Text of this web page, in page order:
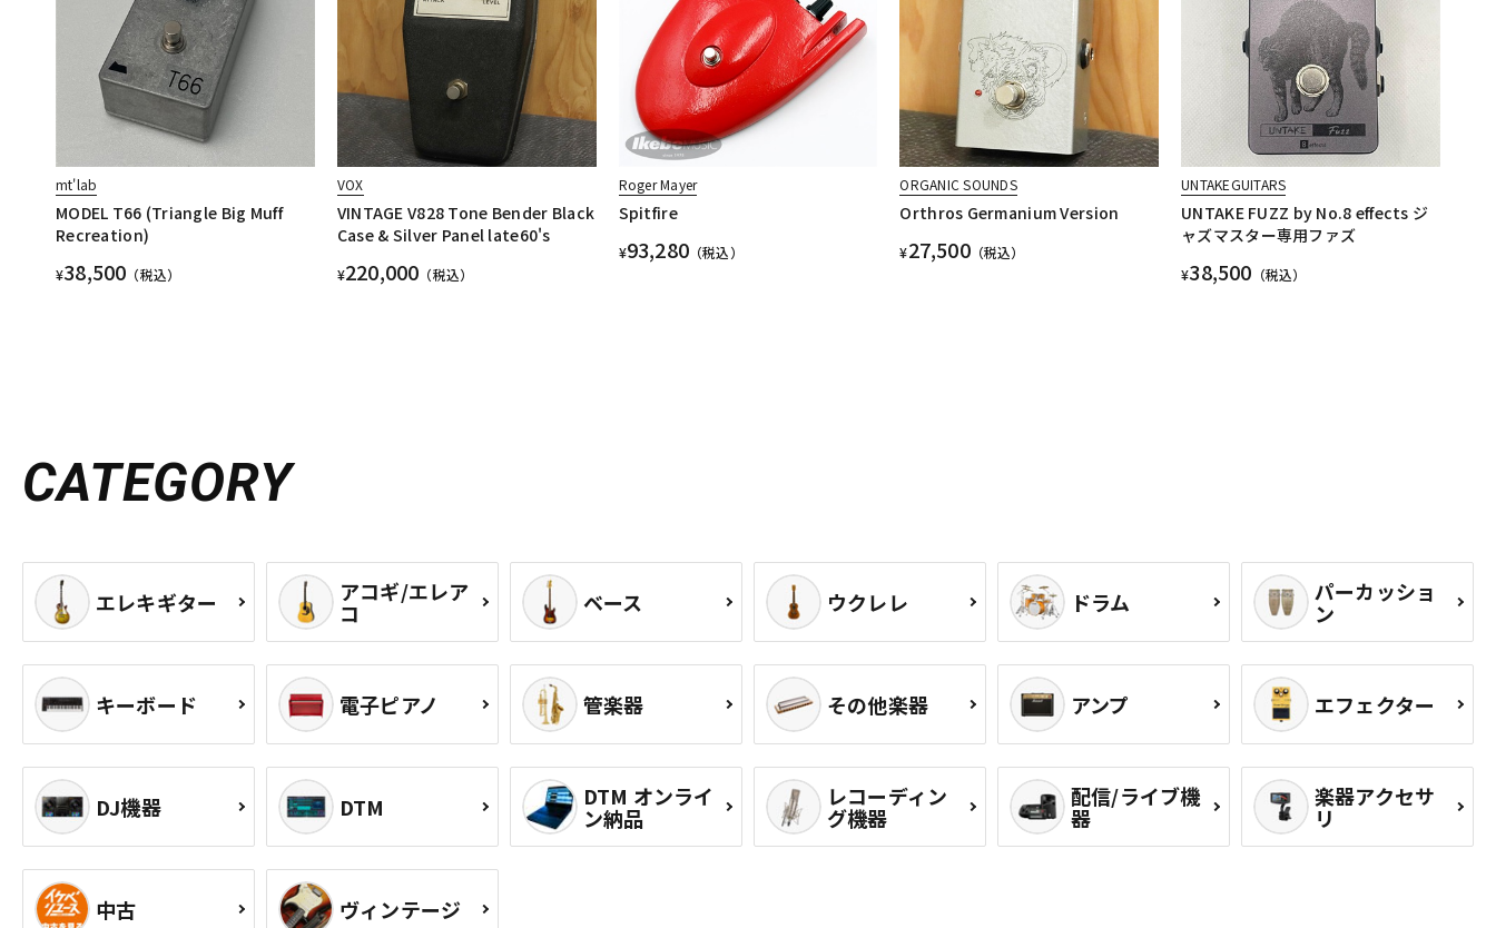
mt'lab
MODEL T66 (Triangle Big Muff
Recreation)
¥38,500 （税込）
VOX
VINTAGE V828 Tone Bender Black
Case & Silver Panel late60's
¥220,000 （税込）
Roger Mayer
Spitfire
¥93,280 （税込）
ORGANIC SOUNDS
Orthros Germanium Version
¥27,500（税込）
UNTAKEGUITARS
UNTAKE FUZZ by No.8 effects ジ
ャズマスター専用ファズ
¥38,500 （税込）
CATEGORY
エレキギター アコギ/エレア
コ ベース ウクレレ ドラム パーカッショ
ン
キーボード 電子ピアノ 管楽器 その他楽器 アンプ エフェクター
DJ機器 DTM DTM オンライ
ン納品
レコーディン
グ機器
配信/ライブ機
器
楽器アクセサ
リ
中古 ヴィンテージ